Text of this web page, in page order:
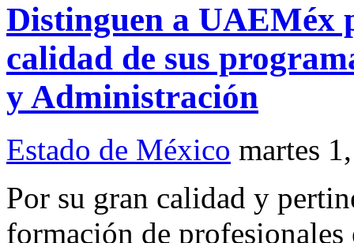
Distinguen a UAEMéx
calidad de sus
y Administración
Estado de México martes
Por su gran calidad y
formación de